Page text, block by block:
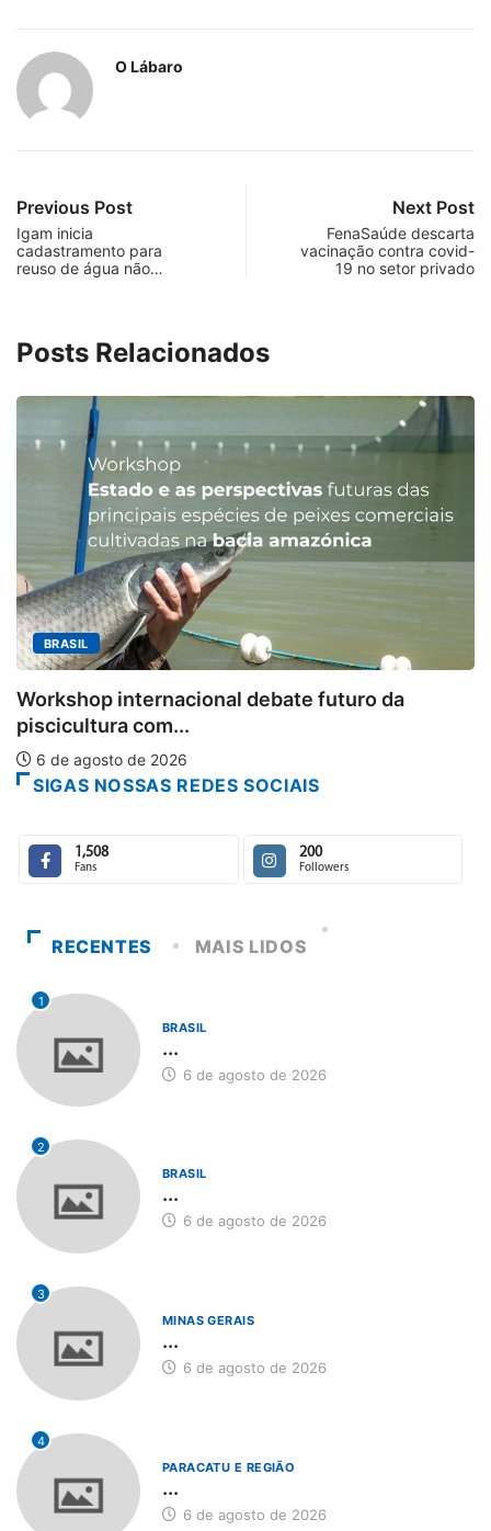
O Lábaro
Previous Post
Igam inicia
cadastramento para
reuso de água não…
Next Post
FenaSaúde descarta
vacinação contra covid-
19 no setor privado
Posts Relacionados
da
MINAS GERAIS
Aberto o credenciamento de
SIGAS NOSSAS REDES SOCIAIS
1,508
Fans
200
Followers
RECENTES MAIS LIDOS
1
BRASIL
...
6 de agosto de 2026
2
BRASIL
...
6 de agosto de 2026
3
MINAS GERAIS
...
6 de agosto de 2026
4
PARACATU E REGIÃO
...
6 de agosto de 2026